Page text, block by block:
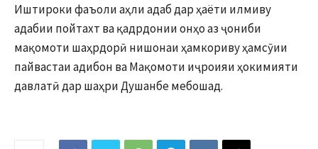
Иштироки фаъоли аҳли адаб дар ҳаёти илмиву
адабии пойтахт ва қадрдонии онҳо аз ҷониби
мақомоти шаҳрдорӣ нишонаи ҳамкориву ҳамсӯии
пайвастаи адибон ва Мақомоти иҷроияи ҳокимияти
давлатӣ дар шаҳри Душанбе мебошад.